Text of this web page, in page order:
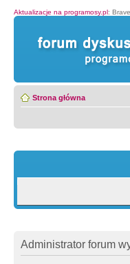
Aktualizacje na programosy.pl:
Strona główna
Administrator forum